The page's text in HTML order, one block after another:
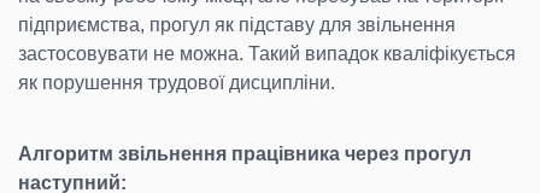
підприємства, прогул як підставу для звільнення
застосовувати не можна. Такий випадок кваліфікується
як порушення трудової дисципліни.
Алгоритм звільнення працівника через прогул
наступний: